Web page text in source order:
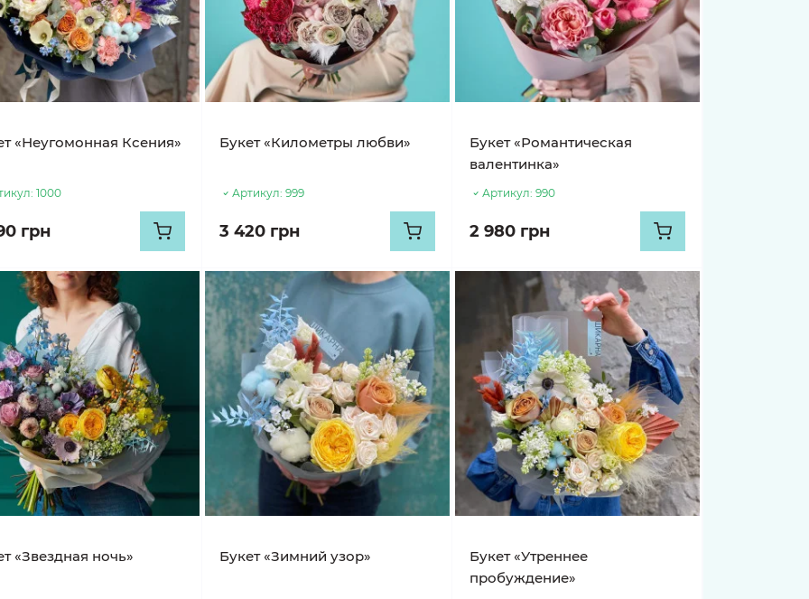
«Неугомонная Ксения»
1000
грн
Букет «Километры любви»
Артикул: 999
3 420 грн
Букет «Романтическая
валентинка»
Артикул: 990
2 980 грн
«Звездная ночь» Букет «Зимний узор»
Букет «Утреннее
пробуждение»